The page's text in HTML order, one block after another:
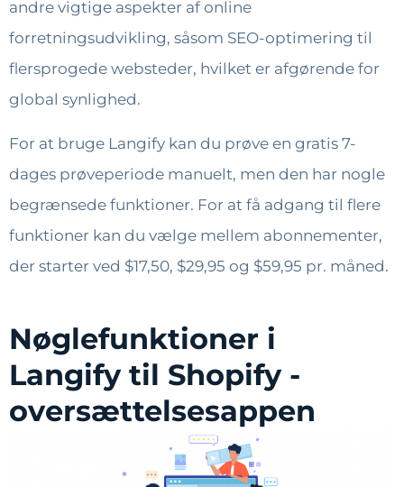
andre vigtige aspekter af online
forretningsudvikling, såsom SEO-optimering til
flersprogede websteder, hvilket er afgørende for
global synlighed.
For at bruge Langify kan du prøve en gratis 7-
dages prøveperiode manuelt, men den har nogle
begrænsede funktioner. For at få adgang til flere
funktioner kan du vælge mellem abonnementer,
der starter ved $17,50, $29,95 og $59,95 pr. måned.
Nøglefunktioner i
Langify til Shopify -
oversættelsesappen